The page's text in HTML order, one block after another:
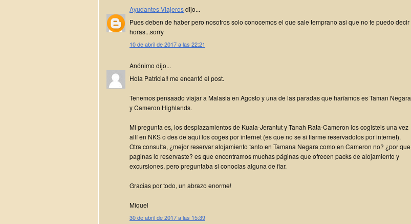
Ayudantes Viajerosdijo...
Pues deben de haber pero nosotros solo conocemos el que sale temprano asi que no te puedo decir
horas...sorry
10 de abril de 2017 a las 22:21
Anónimo dijo...
Hola Patricia!! me encantó el post.
Tenemos pensaado viajar a Malasia en Agosto y una de las paradas que haríamos es Taman Negara
y Cameron Highlands.
Mi pregunta es, los desplazamientos de Kuala-Jerantut y Tanah Rata-Cameron los cogisteis una vez
allí en NKS o des de aquí los coges por internet (es que no se si fiarme reservadolos por internet).
Otra consulta, ¿mejor reservar alojamiento tanto en Tamana Negara como en Cameron no? ¿por que
paginas lo reservaste? es que encontramos muchas páginas que ofrecen packs de alojamiento y
excursiones, pero preguntaba si conocias alguna de fiar.
Gracias por todo, un abrazo enorme!
Miquel
30 de abril de 2017 a las 15:39